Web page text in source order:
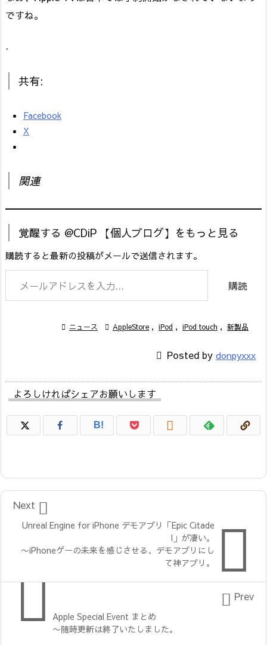
ですね。
.
共有:
Facebook
X
関連
覚醒する @CDiP 【個人ブログ】をもっと見る
購読すると最新の投稿がメールで送信されます。
メールアドレスを入力...
購読
 ニュース  AppleStore , iPod , iPod touch , 新製品
 Posted by donpyxxx
よろしければシェアお願いします
B! 

Unreal Engine for iPhone デモアプリ「Epic Citade
l」が凄い。
〜iPhoneゲーの未来を感じさせる、デモアプリにし
て神アプリ。

Next
 Apple Special Event まとめ
〜随時更新は終了いたしました。
 Prev